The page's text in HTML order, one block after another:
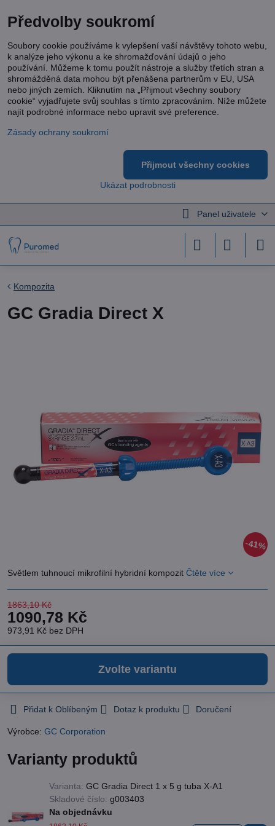
Panel uživatele
41%
Kompozita
GC Gradia Direct X
Světlem tuhnoucí mikrofilní hybridní kompozit Čtěte více
1863,10 Kč
1090,78 Kč
973,91 Kč bez DPH
Zvolte variantu
Přidat k Oblíbeným Dotaz k produktu Doručení
Výrobce: GC Corporation
Varianty produktů
Varianta: GC Gradia Direct 1 x 5 g tuba X-A1
Skladové číslo: g003403
Na objednávku
Předvolby soukromí
Soubory cookie používáme k vylepšení vaší návštěvy tohoto webu,
k analýze jeho výkonu a ke shromažďování údajů o jeho
používání. Můžeme k tomu použít nástroje a služby třetích stran a
shromážděná data mohou být přenášena partnerům v EU, USA
nebo jiných zemích. Kliknutím na „Přijmout všechny soubory
cookie“ vyjadřujete svůj souhlas s tímto zpracováním. Níže můžete
najít podrobné informace nebo upravit své preference.
Zásady ochrany soukromí
Ukázat podrobnosti
Přijmout všechny cookies